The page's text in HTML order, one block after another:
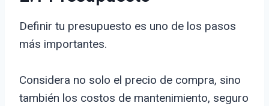
Definir tu presupuesto es uno de los pasos
más importantes.
Considera no solo el precio de compra, sino
también los costos de mantenimiento, seguro